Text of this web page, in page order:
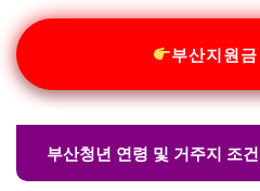
부산지원
부산청년 연령 및 거주지 조건